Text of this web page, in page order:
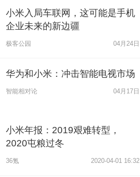
小米入局车联网，这可能是手机
企业未来的新边疆
极客公园 04月24日
华为和小米：冲击智能电视市场
智能相对论 04月17日
小米年报：2019艰难转型，
2020屯粮过冬
36氪 2020-04-01 16:32